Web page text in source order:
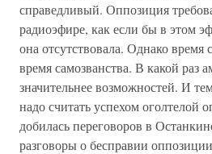
справедливый. Оппозиция
радиоэфире, как если бы в этом
она отсутствовала. Однако время
время самозванства. В какой раз
значительнее возможностей. И
надо считать успехом оголтелой
добилась переговоров в
разговоры о бесправии